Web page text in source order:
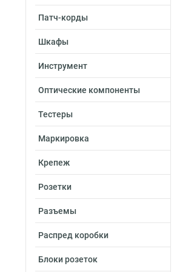
Патч-корды
Шкафы
Инструмент
Оптические компоненты
Тестеры
Маркировка
Крепеж
Розетки
Разъемы
Распред коробки
Блоки розеток